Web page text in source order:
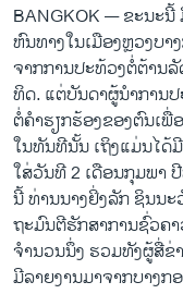
ລາຍການກະຈາຍສຽງ
ລາຍງານ
ຕິດຕາມພວກເຮົາ ທີ່
ພາສາຕ່າງໆ
BANGKOK —ຂະນະ​ນີ້
ຫົນທາງ​ໃນ​ເມືອງ​ຫຼວງ​ບ
ຈາກ​ການ​ປະ​ທ້ວງຕໍ່ຕ້ານ​
ທິດ. ແຕ່​ບັນດາ​ຜູ້​ນໍາ​ການ​
ຕໍ່ຄໍາຮຽກຮ້ອງ​ຂອງ​ຕົນ​ເ
ໃນ​ທັນທີນັ້ນ ​ເຖິງແມ່ນ​ໄດ້​
ໃສ່ວັນ​ທີ 2 ​ເດືອນ​ກຸມພາ
ນີ້ ທ່ານ​ນາງຢິ່ງລັກ ຊິນນ
ຖະມົນ​ຕີຮັກສາ​ການ​ຊົ່ວຄ
ຈໍານວນ​ນຶ່ງ ​ຮວມທັງຜູ້​ສື່​ຂ່
ມີ​ລາຍ​ງານ​ມາຈາກ​ບາງກ